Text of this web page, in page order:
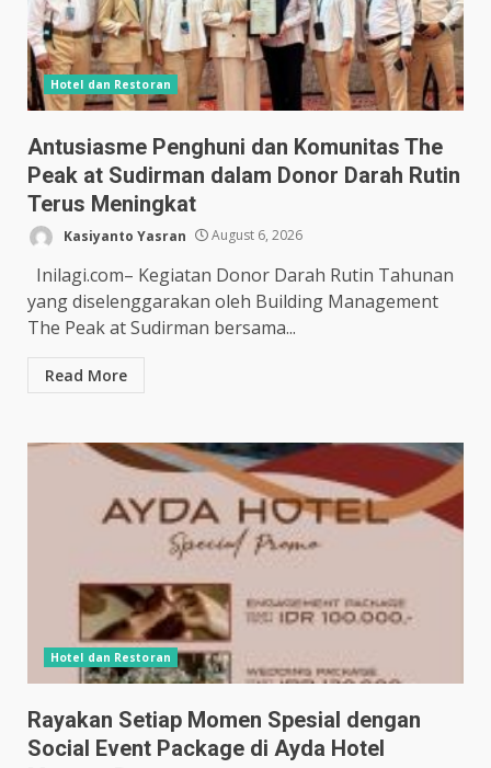
Hotel dan Restoran
Antusiasme Penghuni dan Komunitas The
Peak at Sudirman dalam Donor Darah Rutin
Terus Meningkat
Kasiyanto Yasran August 6, 2026
Inilagi.com– Kegiatan Donor Darah Rutin Tahunan
yang diselenggarakan oleh Building Management
The Peak at Sudirman bersama...
Read More
Hotel dan Restoran
Rayakan Setiap Momen Spesial dengan
Social Event Package di Ayda Hotel